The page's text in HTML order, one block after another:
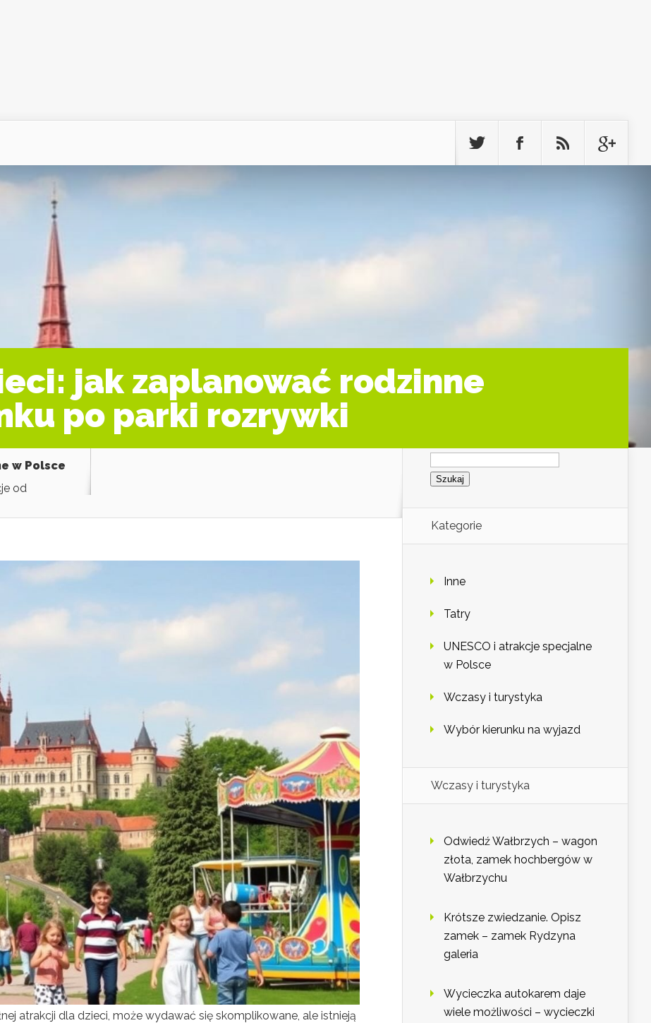
jak zaplanować rodzinne
po parki rozrywki
w Polsce
od
atrakcji dla dzieci, może wydawać się skomplikowane, ale istnieją
Szukaj:
Kategorie
Inne
Tatry
UNESCO i atrakcje specjalne
w Polsce
Wczasy i turystyka
Wybór kierunku na wyjazd
Wczasy i turystyka
Odwiedź Wałbrzych – wagon
złota, zamek hochbergów w
Wałbrzychu
Krótsze zwiedzanie. Opisz
zamek – zamek Rydzyna
galeria
Wycieczka autokarem daje
wiele możliwości – wycieczki